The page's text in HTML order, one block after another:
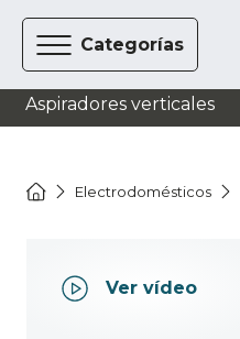
Categorías
Aspiradores verticales
Electrodomésticos
Ver vídeo